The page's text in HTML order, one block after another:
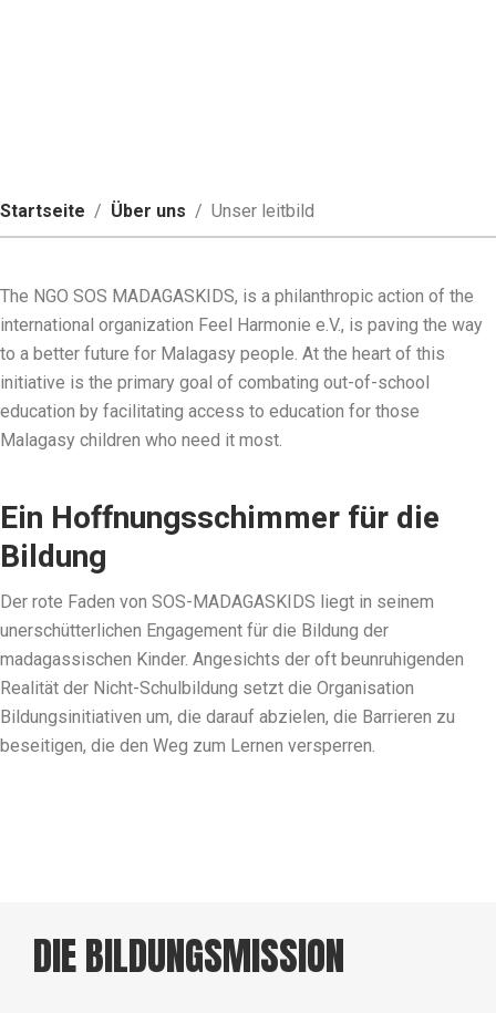
Startseite / Über uns / Unser leitbild
The NGO SOS MADAGASKIDS, is a philanthropic action of the
international organization Feel Harmonie e.V., is paving the way
to a better future for Malagasy people. At the heart of this
initiative is the primary goal of combating out-of-school
education by facilitating access to education for those
Malagasy children who need it most.
Ein Hoffnungsschimmer für die
Bildung
Der rote Faden von SOS-MADAGASKIDS liegt in seinem
unerschütterlichen Engagement für die Bildung der
madagassischen Kinder. Angesichts der oft beunruhigenden
Realität der Nicht-Schulbildung setzt die Organisation
Bildungsinitiativen um, die darauf abzielen, die Barrieren zu
beseitigen, die den Weg zum Lernen versperren.
DIE BILDUNGSMISSION